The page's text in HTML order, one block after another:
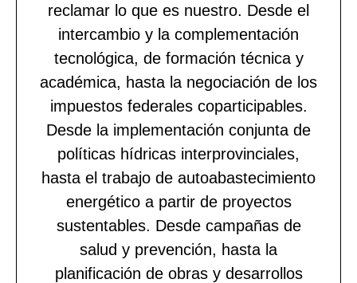
reclamar lo que es nuestro. Desde el
intercambio y la complementación
tecnológica, de formación técnica y
académica, hasta la negociación de los
impuestos federales coparticipables.
Desde la implementación conjunta de
políticas hídricas interprovinciales,
hasta el trabajo de autoabastecimiento
energético a partir de proyectos
sustentables. Desde campañas de
salud y prevención, hasta la
planificación de obras y desarrollos